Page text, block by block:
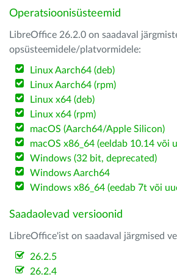
Operatsioonisüsteemid
LibreOffice 26.2.0 on saadaval
opsüsteemidele/platvormidele:
Linux Aarch64 (deb)
Linux Aarch64 (rpm)
Linux x64 (deb)
Linux x64 (rpm)
macOS (Aarch64/Apple Silicon)
macOS x86_64 (eeldab 10.14 või
Windows (32 bit, deprecated)
Windows Aarch64
Windows x86_64 (eedab 7t või
Saadaolevad versioonid
LibreOffice'ist on saadaval järgmised
26.2.5
26.2.4